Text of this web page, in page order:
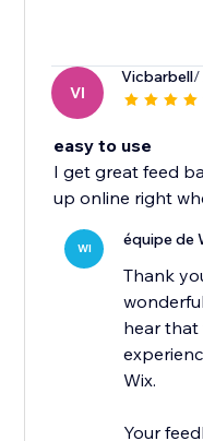
VI
Vicbarbell/
easy to use
I get great feed
up online right
WI équipe de
Thank
hear that
Wix.
Your